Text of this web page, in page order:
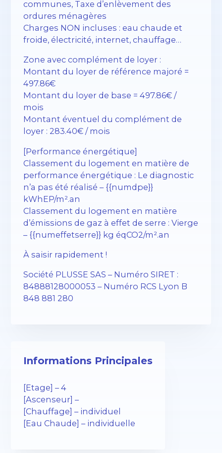
communes, Taxe d’enlèvement des
ordures ménagères
Charges NON incluses : eau chaude et
froide, électricité, internet, chauffage…
Zone avec complément de loyer :
Montant du loyer de référence majoré =
497.86€
Montant du loyer de base = 497.86€ /
mois
Montant éventuel du complément de
loyer : 283.40€ / mois
[Performance énergétique]
Classement du logement en matière de
performance énergétique : Le diagnostic
n’a pas été réalisé – {{numdpe}}
kWhEP/m².an
Classement du logement en matière
d’émissions de gaz à effet de serre : Vierge
– {{numeffetserre}} kg éqCO2/m².an
À saisir rapidement !
Société PLUSSE SAS – ​​Numéro SIRET :
84888128000053 – Numéro RCS Lyon B
848 881 280
Informations Principales
[Etage] – 4
[Ascenseur] –
[Chauffage] – individuel
[Eau Chaude] – individuelle